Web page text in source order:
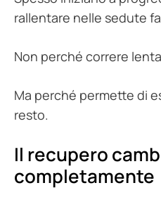
rallentare nelle sedute
Non perché correre
Ma perché permette di
resto.
Il recupero
completamente